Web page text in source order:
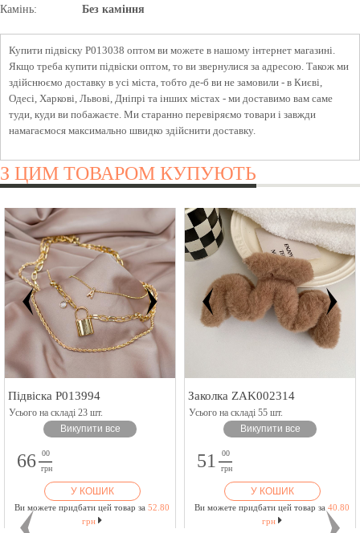
Камінь:
Без каміння
Купити підвіску P013038 оптом ви можете в нашому інтернет магазині.
Якщо треба купити підвіски оптом, то ви звернулися за адресою. Також ми
здійснюємо доставку в усі міста, тобто де-б ви не замовили - в Києві,
Одесі, Харкові, Львові, Дніпрі та інших містах - ми доставимо вам саме
туди, куди ви побажаєте. Ми старанно перевіряємо товари і завжди
намагаємося максимально швидко здійснити доставку.
З ЦИМ ТОВАРОМ КУПУЮТЬ
Підвіска P013994
Усього на складі 23 шт.
Викупити все
66
00
грн
У КОШИК
Ви можете придбати цей товар за 52.80
грн
Заколка ZAK002314
Усього на складі 55 шт.
Викупити все
51
00
грн
У КОШИК
Ви можете придбати цей товар за 40.80
грн